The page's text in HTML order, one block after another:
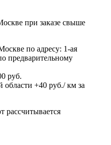
при заказе свыше
по адресу: 1-ая
предварительному
руб.
области +40 руб./ км за
рассчитывается